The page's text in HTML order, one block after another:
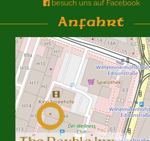
besuch uns auf Facebook
Anfahrt